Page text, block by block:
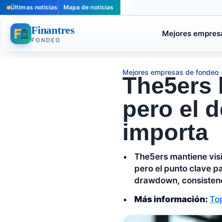
Últimas noticias Mapa de noticias
Finantres
FONDEO
Mejores
Mejores empresas de fondeo
The5ers
pero el
importa
The5ers mantiene
pero el punto clave
drawdown,
Más información: